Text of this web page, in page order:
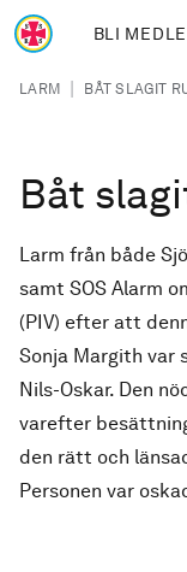
Hoppa till
BLI
Länkstig
LARM | BÅT SLAGIT
Båt
Larm från både
samt SOS Alarm
(PIV) efter att
Sonja Margith var
Nils-Oskar. Den
varefter
den rätt och
Personen var